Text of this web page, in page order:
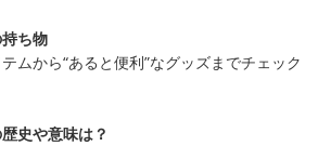
ち物
ムから“あると便利”なグッズまでチェック
史や意味は？